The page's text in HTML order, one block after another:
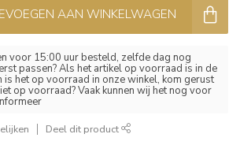
AAN WINKELWAGEN
voor 15:00 uur besteld, zelfde dag nog
passen? Als het artikel op voorraad is in de
is het op voorraad in onze winkel, kom gerust
op voorraad? Vaak kunnen wij het nog voor
Deel dit product